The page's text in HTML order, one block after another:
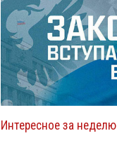
Интересное за неделю